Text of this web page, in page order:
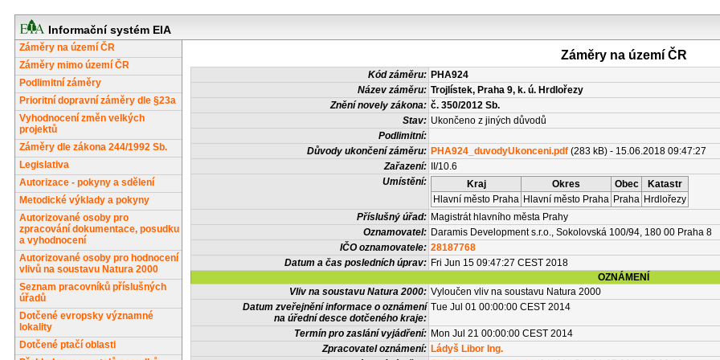
Informační systém EIA
Záměry na území ČR
Záměry mimo území ČR
Podlimitní záměry
Prioritní dopravní záměry dle §23a
Vyhodnocení změn velkých
projektů
Záměry dle zákona 244/1992 Sb.
Legislativa
Autorizace - pokyny a sdělení
Metodické výklady a pokyny
Autorizované osoby pro
zpracování dokumentace, posudku
a vyhodnocení
Autorizované osoby pro hodnocení
vlivů na soustavu Natura 2000
Seznam pracovníků příslušných
úřadů
Dotčené evropsky významné
lokality
Dotčené ptačí oblasti
Záměry na území ČR
Kód záměru: PHA924
Název záměru: Trojlístek, Praha 9, k. ú. Hrdlořezy
Znění novely zákona: č. 350/2012 Sb.
Stav: Ukončeno z jiných důvodů
Podlimitní:
Důvody ukončení záměru: PHA924_duvodyUkonceni.pdf (283 kB) - 15.06.2018 09:47:27
Zařazení:
II/10.6
Umístění:
Kraj Okres Obec
Katastr
Hlavní město Praha Hlavní město Praha Praha Hrdlořezy
Příslušný úřad: Magistrát hlavního města Prahy
Oznamovatel: Daramis Development s.r.o., Sokolovská 100/94, 180 00 Praha 8
IČO oznamovatele: 28187768
Datum a čas posledních úprav: Fri Jun 15 09:47:27 CEST 2018
OZNÁMENÍ
Vliv na soustavu Natura 2000: Vyloučen vliv na soustavu Natura 2000
Datum zveřejnění informace o oznámení
na úřední desce dotčeného kraje:
Tue Jul 01 00:00:00 CEST 2014
Termín pro zaslání vyjádření: Mon Jul 21 00:00:00 CEST 2014
Zpracovatel oznámení: Ládyš Libor Ing.